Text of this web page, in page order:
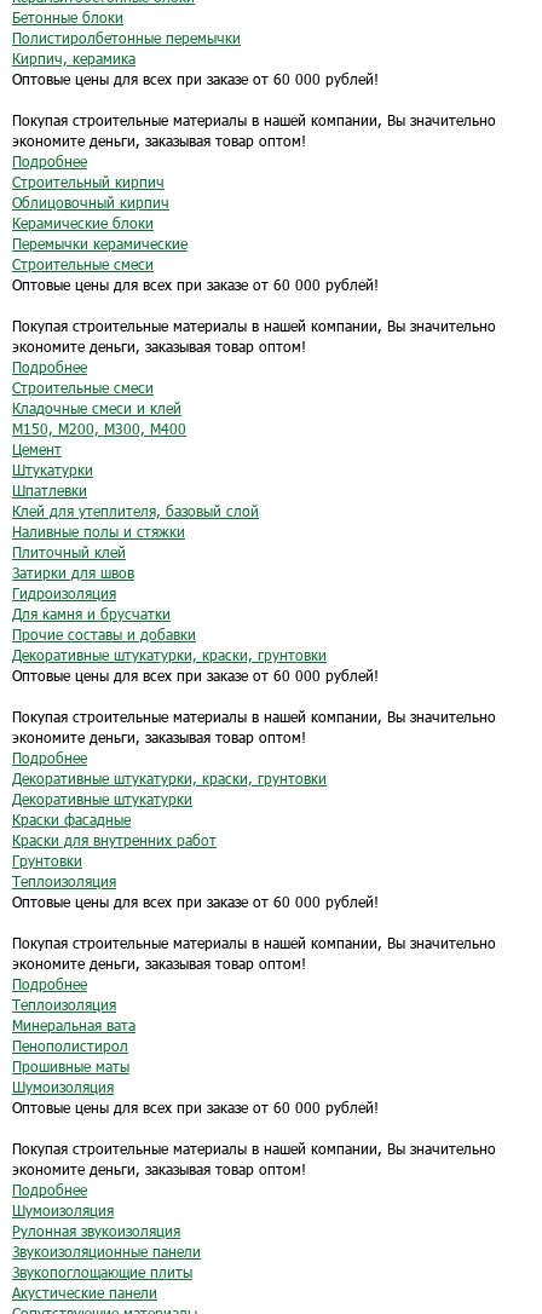
Бетонные блоки
Полистиролбетонные перемычки
Кирпич, керамика
Оптовые цены для всех при заказе от 60 000 рублей!
Покупая строительные материалы в нашей компании, Вы значительно
экономите деньги, заказывая товар оптом!
Подробнее
Строительный кирпич
Облицовочный кирпич
Керамические блоки
Перемычки керамические
Строительные смеси
Оптовые цены для всех при заказе от 60 000 рублей!
Покупая строительные материалы в нашей компании, Вы значительно
экономите деньги, заказывая товар оптом!
Подробнее
Строительные смеси
Кладочные смеси и клей
М150, М200, М300, М400
Цемент
Штукатурки
Шпатлевки
Клей для утеплителя, базовый слой
Наливные полы и стяжки
Плиточный клей
Затирки для швов
Гидроизоляция
Для камня и брусчатки
Прочие составы и добавки
Декоративные штукатурки, краски, грунтовки
Оптовые цены для всех при заказе от 60 000 рублей!
Покупая строительные материалы в нашей компании, Вы значительно
экономите деньги, заказывая товар оптом!
Подробнее
Декоративные штукатурки, краски, грунтовки
Декоративные штукатурки
Краски фасадные
Краски для внутренних работ
Грунтовки
Теплоизоляция
Оптовые цены для всех при заказе от 60 000 рублей!
Покупая строительные материалы в нашей компании, Вы значительно
экономите деньги, заказывая товар оптом!
Подробнее
Теплоизоляция
Минеральная вата
Пенополистирол
Прошивные маты
Шумоизоляция
Оптовые цены для всех при заказе от 60 000 рублей!
Покупая строительные материалы в нашей компании, Вы значительно
экономите деньги, заказывая товар оптом!
Подробнее
Шумоизоляция
Рулонная звукоизоляция
Звукоизоляционные панели
Звукопоглощающие плиты
Акустические панели